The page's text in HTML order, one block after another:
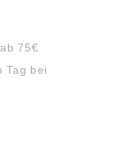
75€
Tag bei